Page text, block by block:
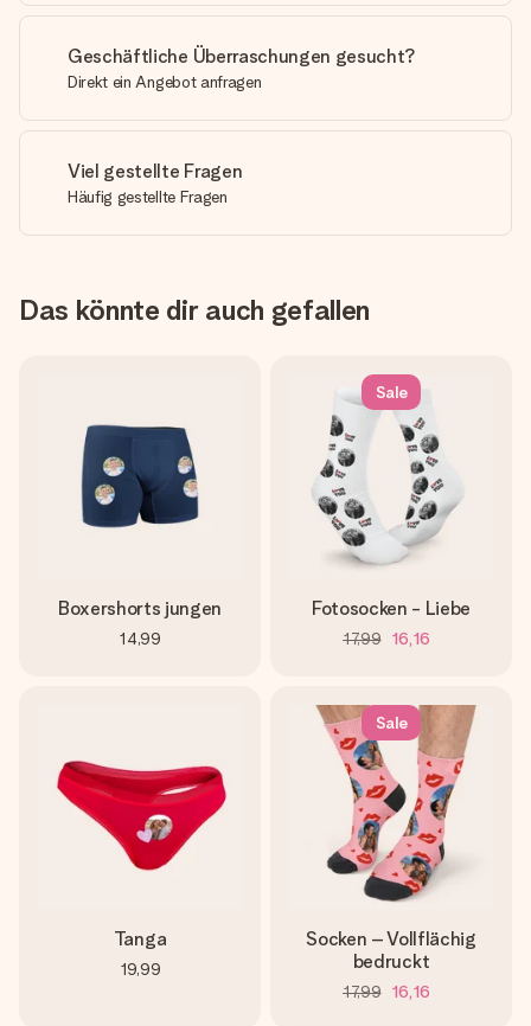
Geschäftliche Überraschungen gesucht?
Direkt ein Angebot anfragen
Viel gestellte Fragen
Häufig gestellte Fragen
Das könnte dir auch gefallen
Boxershorts jungen
14,99
Sale
Fotosocken - Liebe
17,99 16,16
Tanga
19,99
Sale
Socken – Vollflächig
bedruckt
17,99 16,16